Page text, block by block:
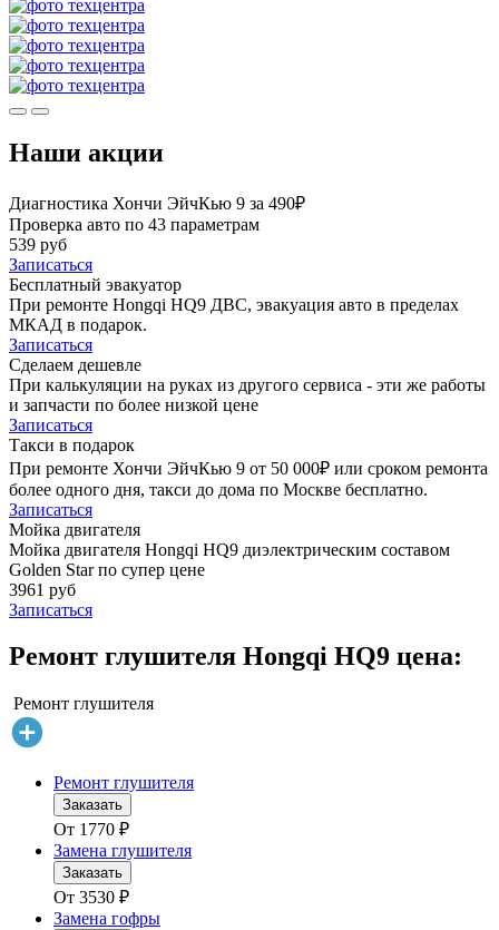
Наши акции
Диагностика Хончи ЭйчКью 9 за 490₽
Проверка авто по 43 параметрам
539 руб
Записаться
Бесплатный эвакуатор
При ремонте Hongqi HQ9 ДВС, эвакуация авто в пределах
МКАД в подарок.
Записаться
Сделаем дешевле
При калькуляции на руках из другого сервиса - эти же работы
и запчасти по более низкой цене
Записаться
Такси в подарок
При ремонте Хончи ЭйчКью 9 от 50 000₽ или сроком ремонта
более одного дня, такси до дома по Москве бесплатно.
Записаться
Мойка двигателя
Мойка двигателя Hongqi HQ9 диэлектрическим составом
Golden Star по супер цене
3961 руб
Записаться
Ремонт глушителя Hongqi HQ9 цена:
Ремонт глушителя
Ремонт глушителя
Заказать
От 1770 ₽
Замена глушителя
Заказать
От 3530 ₽
Замена гофры